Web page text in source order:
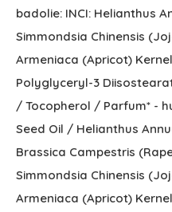
badolie: INCI: Helianthus
Simmondsia Chinensis
Armeniaca (Apricot)
Polyglyceryl-3
/ Tocopherol / Parfum* -
Seed Oil / Helianthus
Brassica Campestris
Simmondsia Chinensis
Armeniaca (Apricot)